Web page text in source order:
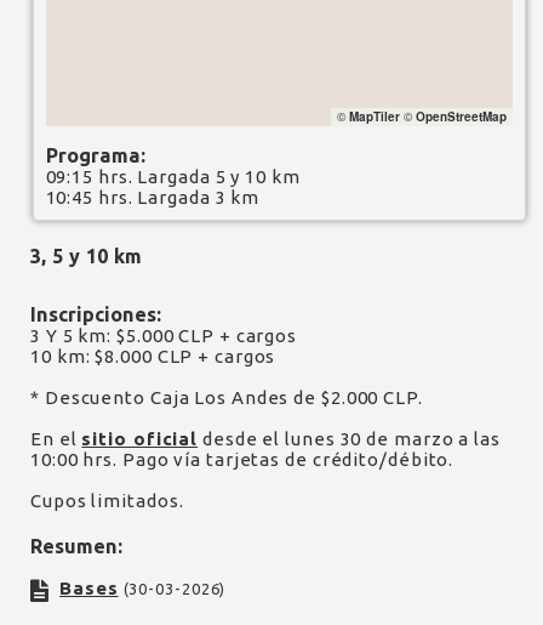
© MapTiler© OpenStreetMap
Programa:
09:15 hrs. Largada 5 y 10 km
10:45 hrs. Largada 3 km
3, 5 y 10 km
Inscripciones:
3 Y 5 km: $5.000 CLP + cargos
10 km: $8.000 CLP + cargos
* Descuento Caja Los Andes de $2.000 CLP.
En el sitio oficial desde el lunes 30 de marzo a las
10:00 hrs. Pago vía tarjetas de crédito/débito.
Cupos limitados.
Resumen:
Bases (30-03-2026)